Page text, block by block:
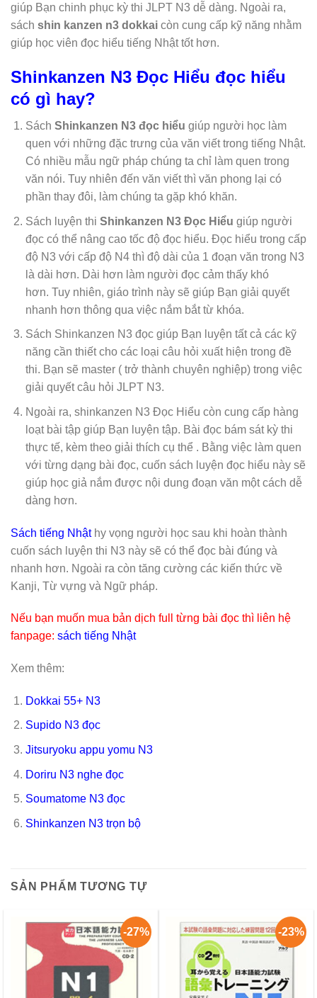
giúp Bạn chinh phục kỳ thi JLPT N3 dễ dàng. Ngoài ra,
sách shin kanzen n3 dokkai còn cung cấp kỹ năng nhằm
giúp học viên đọc hiểu tiếng Nhật tốt hơn.
Shinkanzen N3 Đọc Hiểu đọc hiểu
có gì hay?
Sách Shinkanzen N3 đọc hiểu giúp người học làm
quen với những đặc trưng của văn viết trong tiếng Nhật.
Có nhiều mẫu ngữ pháp chúng ta chỉ làm quen trong
văn nói. Tuy nhiên đến văn viết thì văn phong lại có
phần thay đôi, làm chúng ta gặp khó khăn.
Sách luyện thi Shinkanzen N3 Đọc Hiểu giúp người
đọc có thể nâng cao tốc độ đọc hiểu. Đọc hiểu trong cấp
độ N3 với cấp độ N4 thì độ dài của 1 đoạn văn trong N3
là dài hơn. Dài hơn làm người đọc cảm thấy khó
hơn. Tuy nhiên, giáo trình này sẽ giúp Bạn giải quyết
nhanh hơn thông qua việc nắm bắt từ khóa.
Sách Shinkanzen N3 đọc giúp Bạn luyện tất cả các kỹ
năng cần thiết cho các loại câu hỏi xuất hiện trong đề
thi. Bạn sẽ master ( trở thành chuyên nghiệp) trong việc
giải quyết câu hỏi JLPT N3.
Ngoài ra, shinkanzen N3 Đọc Hiểu còn cung cấp hàng
loạt bài tập giúp Bạn luyện tập. Bài đọc bám sát kỳ thi
thực tế, kèm theo giải thích cụ thể . Bằng việc làm quen
với từng dạng bài đọc, cuốn sách luyện đọc hiểu này sẽ
giúp học giả nắm được nội dung đoạn văn một cách dễ
dàng hơn.
Sách tiếng Nhậthy vọng người học sau khi hoàn thành
cuốn sách luyện thi N3 này sẽ có thể đọc bài đúng và
nhanh hơn. Ngoài ra còn tăng cường các kiến thức về
Kanji, Từ vựng và Ngữ pháp.
Nếu bạn muốn mua bản dịch full từng bài đọc thì liên hệ
fanpage: sách tiếng Nhật
Xem thêm:
Dokkai 55+ N3
Supido N3 đọc
Jitsuryoku appu yomu N3
Doriru N3 nghe đọc
Soumatome N3 đọc
Shinkanzen N3 trọn bộ
SẢN PHẨM TƯƠNG TỰ
-27% -23%